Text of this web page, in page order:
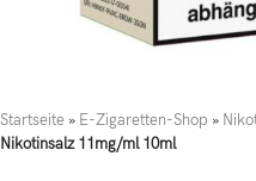
Startseite » E-Zigaretten-Shop »
Nikotinsalz 11mg/ml 10ml